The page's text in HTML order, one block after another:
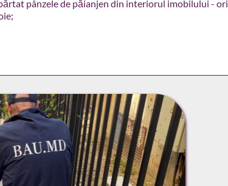
pânzele de păianjen din interiorul imobilului - ori